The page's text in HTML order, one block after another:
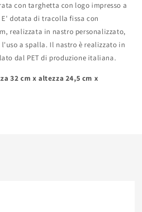
con targhetta con logo impresso a
dotata di tracolla fissa con
realizzata in nastro personalizzato,
l'uso a spalla. Il nastro è realizzato in
dal PET di produzione italiana.
32 cm x altezza 24,5 cm x